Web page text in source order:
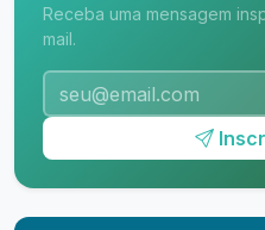
Receba uma mensagem
mail.